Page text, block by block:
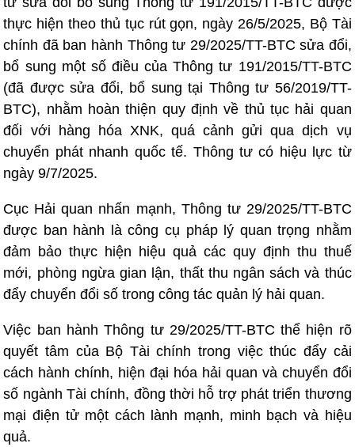
thực hiện theo thủ tục rút gọn, ngày 26/5/2025, Bộ Tài
chính đã ban hành Thông tư 29/2025/TT-BTC sửa đổi,
bổ sung một số điều của Thông tư 191/2015/TT-BTC
(đã được sửa đổi, bổ sung tại Thông tư 56/2019/TT-
BTC), nhằm hoàn thiện quy định về thủ tục hải quan
đối với hàng hóa XNK, quá cảnh gửi qua dịch vụ
chuyển phát nhanh quốc tế. Thông tư có hiệu lực từ
ngày 9/7/2025.
Cục Hải quan nhấn mạnh, Thông tư 29/2025/TT-BTC
được ban hành là công cụ pháp lý quan trọng nhằm
đảm bảo thực hiện hiệu quả các quy định thu thuế
mới, phòng ngừa gian lận, thất thu ngân sách và thúc
đẩy chuyển đổi số trong công tác quản lý hải quan.
Việc ban hành Thông tư 29/2025/TT-BTC thể hiện rõ
quyết tâm của Bộ Tài chính trong việc thúc đẩy cải
cách hành chính, hiện đại hóa hải quan và chuyển đổi
số ngành Tài chính, đồng thời hỗ trợ phát triển thương
mại điện tử một cách lành mạnh, minh bạch và hiệu
quả.